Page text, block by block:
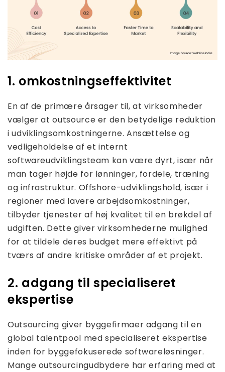
1. omkostningseffektivitet
En af de primære årsager til, at virksomheder
vælger at outsource er den betydelige reduktion
i udviklingsomkostningerne. Ansættelse og
vedligeholdelse af et internt
softwareudviklingsteam kan være dyrt, især når
man tager højde for lønninger, fordele, træning
og infrastruktur. Offshore-udviklingshold, især i
regioner med lavere arbejdsomkostninger,
tilbyder tjenester af høj kvalitet til en brøkdel af
udgiften. Dette giver virksomhederne mulighed
for at tildele deres budget mere effektivt på
tværs af andre kritiske områder af et projekt.
2. adgang til specialiseret
ekspertise
Outsourcing giver byggefirmaer adgang til en
global talentpool med specialiseret ekspertise
inden for byggefokuserede softwareløsninger.
Mange outsourcingudbydere har erfaring med at